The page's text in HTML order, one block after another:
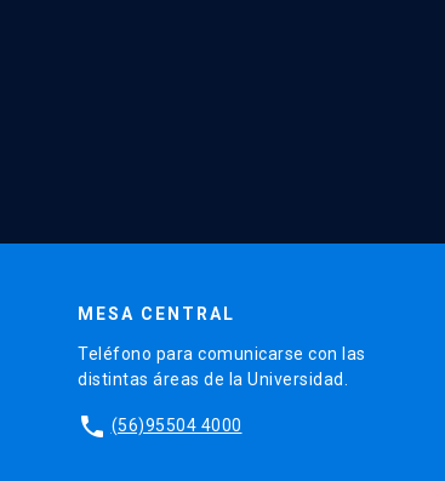
MESA CENTRAL
Teléfono para comunicarse con las
distintas áreas de la Universidad.
phone (56)95504 4000